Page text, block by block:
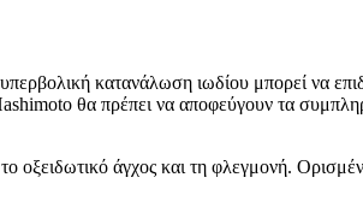
κατανάλωση ιωδίου μπορεί να
θα πρέπει να αποφεύγουν τα
οξειδωτικό άγχος και τη φλεγμονή.